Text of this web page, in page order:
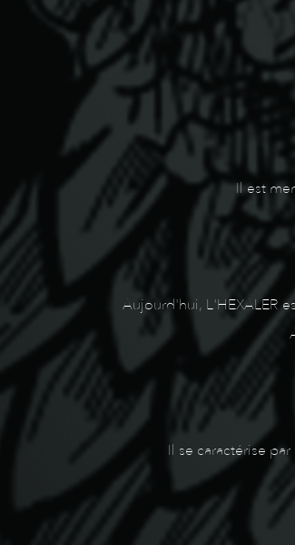
Il est
Aujourd'hui, L'HEXALER
Il se caractérise